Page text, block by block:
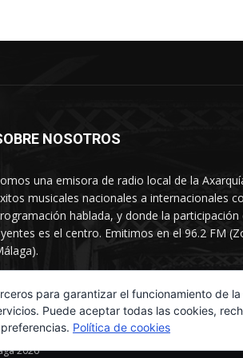
NOSOTROS
una emisora de radio local de la
musicales nacionales a internacionales
hablada, y donde la participación
es el centro. Emitimos en el 96.2 FM
2026
para garantizar el funcionamiento de la
Puede aceptar todas las cookies,
Política de cookies